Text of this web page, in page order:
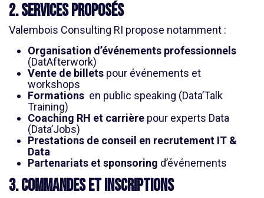
2. Services proposés
Valembois Consulting RI propose notamment :
Organisation d’événements professionnels
(DatAfterwork)
Vente de billets pour événements et
workshops
Formations en public speaking (Data’Talk
Training)
Coaching RH et carrière pour experts Data
(Data’Jobs)
Prestations de conseil en recrutement IT &
Data
Partenariats et sponsoring d’événements
3. Commandes et inscriptions